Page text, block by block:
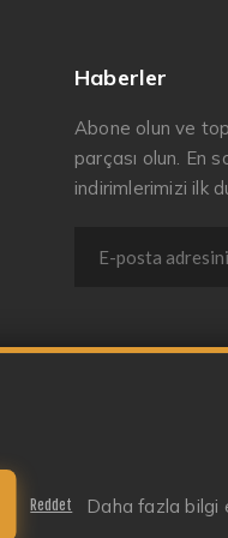
Haberler
Abone olun ve
parçası olun. En
indirimlerimizi ilk
Reddet Daha fazla bilgi